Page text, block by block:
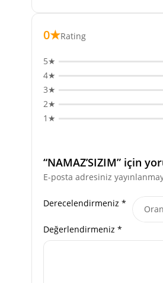
0★Rating
5★
4★
3★
2★
1★
“NAMAZ’SIZIM” için
E-posta adresiniz
Derecelendirmeniz *
Değerlendirmeniz *